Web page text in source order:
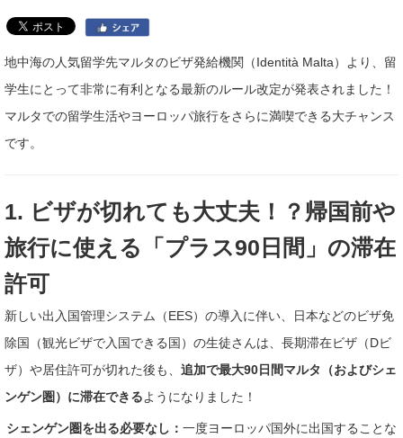
地中海の人気留学先マルタのビザ発給機関（Identità Malta）より、留
学生にとって非常に有利となる最新のルール改定が発表されました！
マルタでの留学生活やヨーロッパ旅行をさらに満喫できる大チャンス
です。
1. ビザが切れても大丈夫！？帰国前や
旅行に使える「プラス90日間」の滞在
許可
新しい出入国管理システム（EES）の導入に伴い、日本などのビザ免
除国（観光ビザで入国できる国）の生徒さんは、長期滞在ビザ（Dビ
ザ）や居住許可が切れた後も、 追加で最大90日間マルタ（およびシェ
ンゲン圏）に滞在できるようになりました！
シェンゲン圏を出る必要なし： 一度ヨーロッパ国外に出国することな